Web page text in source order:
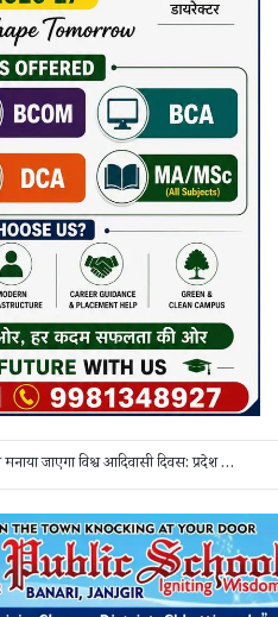
सर्व आदिवासी समाज सक्ती द्वारा आज मनाया जाएगा विश्व आदिवासी दिवस: प्रदेश व जिला स्तर के पदाधिकारी होंगे शामिल